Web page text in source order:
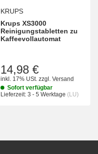
KRUPS
Krups XS3000
Reinigungstabletten zu
Kaffeevollautomat
14,98 €
inkl. 17% USt. zzgl. Versand
Sofort verfügbar
Lieferzeit: 3 - 5 Werktage (LU)